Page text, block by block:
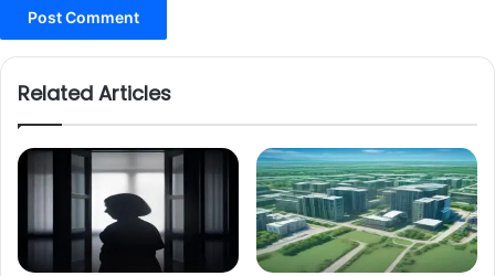
Related Articles